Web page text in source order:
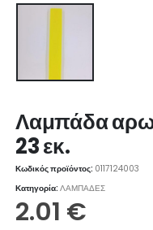
Λαμπάδα
23 εκ.
Κωδικός προϊόντος: 0117124003
Κατηγορία:ΛΑΜΠΑΔΕΣ
2.01 €